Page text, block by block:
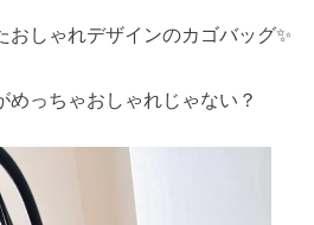
おしゃれデザインのカゴバッグ✨
めっちゃおしゃれじゃない？